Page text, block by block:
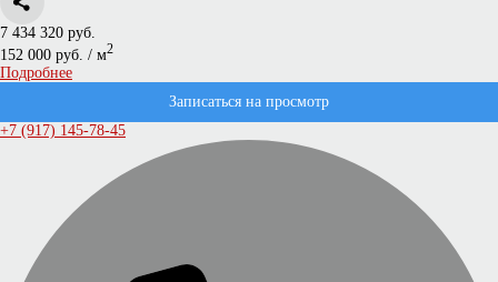
7 434 320 руб.
152 000 руб. / м2
Подробнее
Записаться на просмотр
+7 (917) 145-78-45